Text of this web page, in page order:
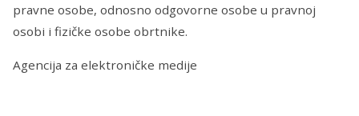
pravne osobe, odnosno odgovorne osobe u pravnoj
osobi i fizičke osobe obrtnike.
Agencija za elektroničke medije